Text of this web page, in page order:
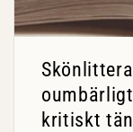
kritiskt